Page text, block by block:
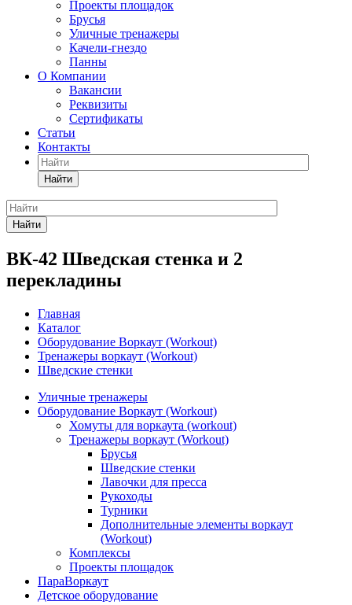
Проекты площадок
Брусья
Уличные тренажеры
Качели-гнездо
Панны
О Компании
Вакансии
Реквизиты
Сертификаты
Статьи
Контакты
Найти
Найти
ВК-42 Шведская стенка и 2
перекладины
Главная
Каталог
Оборудование Воркаут (Workout)
Тренажеры воркаут (Workout)
Шведские стенки
Уличные тренажеры
Оборудование Воркаут (Workout)
Хомуты для воркаута (workout)
Тренажеры воркаут (Workout)
Брусья
Шведские стенки
Лавочки для пресса
Рукоходы
Турники
Дополнительные элементы воркаут
(Workout)
Комплексы
Проекты площадок
ПараВоркаут
Детское оборудование